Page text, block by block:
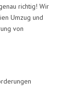
richtig! Wir
Umzug und
von